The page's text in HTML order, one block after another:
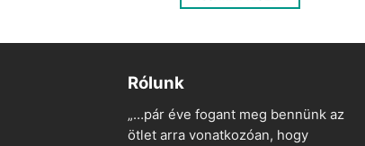
3
Rólunk
„…pár éve fogant meg bennünk az
ötlet arra vonatkozóan, hogy